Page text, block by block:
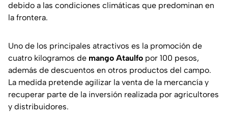
debido a las condiciones climáticas que predominan en
la frontera.
Uno de los principales atractivos es la promoción de
cuatro kilogramos de mango Ataulfo por 100 pesos,
además de descuentos en otros productos del campo.
La medida pretende agilizar la venta de la mercancía y
recuperar parte de la inversión realizada por agricultores
y distribuidores.